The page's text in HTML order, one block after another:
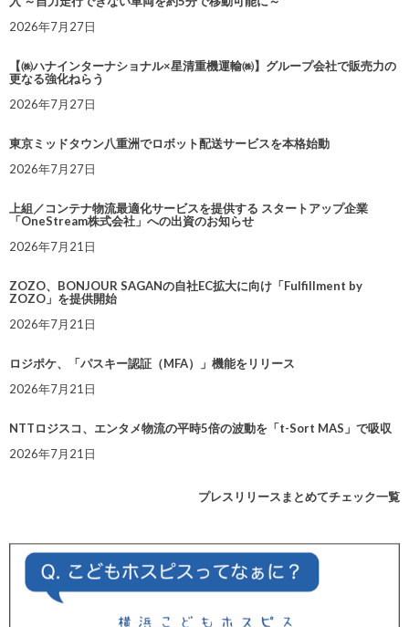
2026年7月27日
【㈱ハナインターナショナル×星清重機運輸㈱】グループ会社で販売力の
更なる強化ねらう
2026年7月27日
東京ミッドタウン八重洲でロボット配送サービスを本格始動
2026年7月27日
上組／コンテナ物流最適化サービスを提供する スタートアップ企業
「OneStream株式会社」への出資のお知らせ
2026年7月21日
ZOZO、BONJOUR SAGANの自社EC拡大に向け「Fulfillment by
ZOZO」を提供開始
2026年7月21日
ロジポケ、「パスキー認証（MFA）」機能をリリース
2026年7月21日
NTTロジスコ、エンタメ物流の平時5倍の波動を「t-Sort MAS」で吸収
2026年7月21日
プレスリリースまとめてチェック一覧